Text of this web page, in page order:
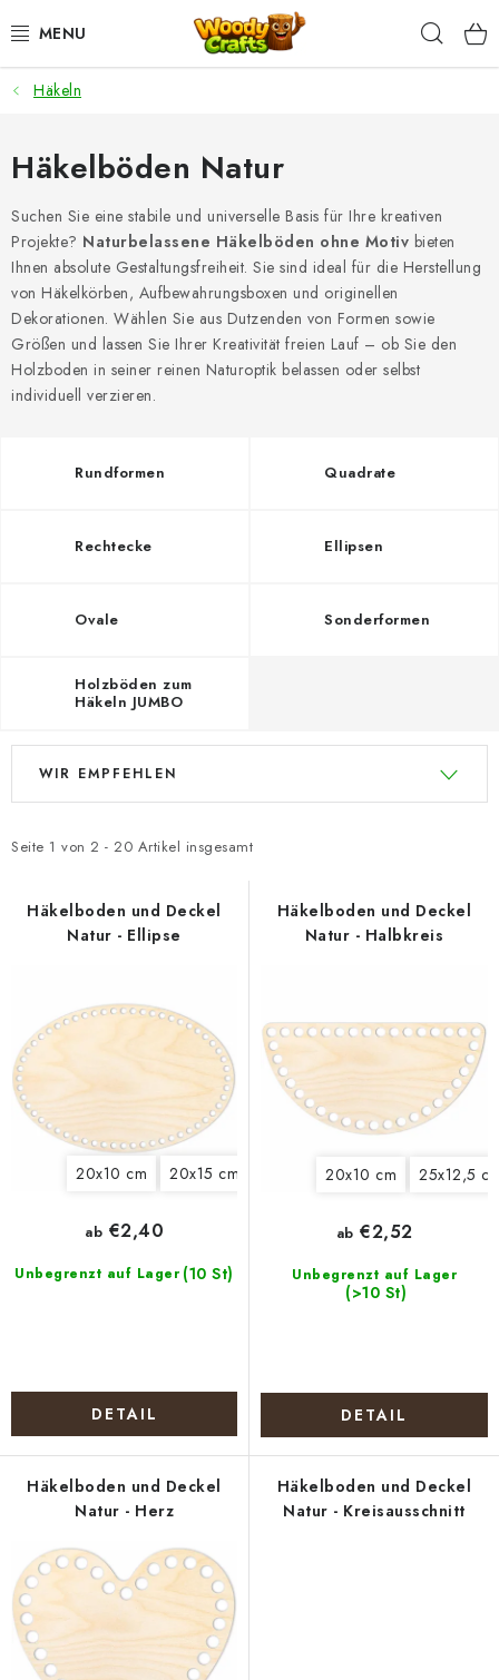
Inhalt
HÄKELN
FLECHTEN
BASTELSETS
ZUBEHÖR ZUM HÄKELN
WOODY GARN
WOODY PREMIUM 5 MM
Rücksendungen und Reklamationen
Kontakt
AGB
Häkeln
Häkelböden Natur
Suchen Sie eine stabile und universelle Basis für Ihre kreativen
Projekte? Naturbelassene Häkelböden ohne Motiv bieten
Ihnen absolute Gestaltungsfreiheit. Sie sind ideal für die Herstellung
von Häkelkörben, Aufbewahrungsboxen und originellen
Dekorationen. Wählen Sie aus Dutzenden von Formen sowie
Größen und lassen Sie Ihrer Kreativität freien Lauf – ob Sie den
Holzboden in seiner reinen Naturoptik belassen oder selbst
individuell verzieren.
Rundformen Quadrate
Rechtecke Ellipsen
Ovale Sonderformen
Holzböden zum
Häkeln JUMBO
L
t
r
o
d
Seite 1 von 2 - 20 Artikel insgesamt
P
d
r
t
i
g
WIR EMPFEHLEN
Häkelboden und Deckel
Natur - Ellipse
20x10 cm 20x15 cm 23x18 cm 30x15 cm 30x20
Unbegrenzt auf Lager (10 St)
ab €2,40
DETAIL
Häkelboden und Deckel
Natur - Halbkreis
20x10 cm 25x12,5
Unbegrenzt auf Lager
(>10 St)
ab €2,52
DETAIL
Häkelboden und Deckel
Natur - Herz
Häkelboden und Deckel
Natur - Kreisausschnitt